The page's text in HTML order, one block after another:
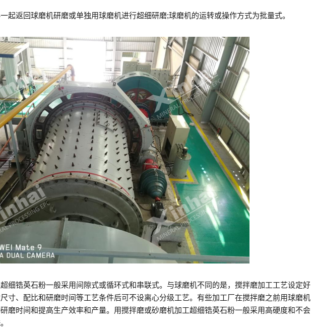
起返回球磨机研磨或单独用球磨机进行超细研磨;球磨机的运转或操作方式为批量式。
细锆英石粉一般采用间隙式或循环式和串联式。与球磨机不同的是，搅拌磨加工工艺设定好
寸、配比和研磨时间等工艺条件后可不设离心分级工艺。有些加工厂在搅拌磨之前用球磨机
磨时间和提高生产效率和产量。用搅拌磨或砂磨机加工超细锆英石粉一般采用高硬度和不会